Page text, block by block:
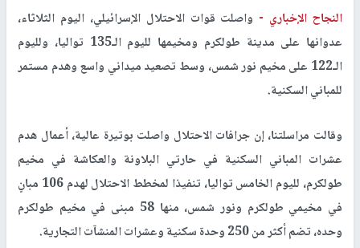
النجاح الإخباري - واصلت قوات الاحتلال الإسرائيلي، اليوم الثلاثاء،
عدوانها على مدينة طولكرم ومخيمها لليوم الـ135 تواليا، ولليوم
الـ122 على مخيم نور شمس، وسط تصعيد ميداني واسع وهدم مستمر
للمباني السكنية.
وقالت مراسلتنا، إن جرافات الاحتلال واصلت بوتيرة عالية، أعمال هدم
عشرات المباني السكنية في حارتي البلاونة والعكاشة في مخيم
طولكرم، لليوم الخامس تواليا، تنفيذا لمخطط الاحتلال لهدم 106 مبانٍ
في مخيمي طولكرم ونور شمس، منها 58 مبنى في مخيم طولكرم
وحده، تضم أكثر من 250 وحدة سكنية وعشرات المنشآت التجارية.